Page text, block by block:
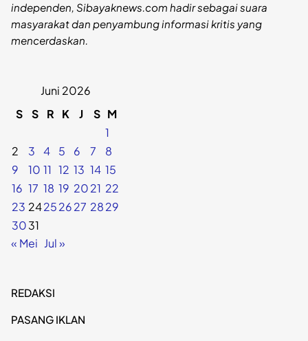
independen, Sibayaknews.com hadir sebagai suara
masyarakat dan penyambung informasi kritis yang
mencerdaskan.
Juni 2026
S
S R K J S M
1
2
3 4 5 6 7
8
9
10 11 12 13 14 15
16 17 18 19 2021 22
23 24252627 2829
3031
« Mei Jul »
REDAKSI
PASANG IKLAN